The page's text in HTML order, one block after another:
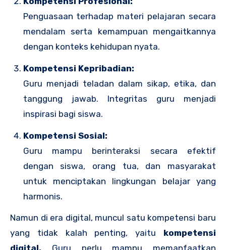
Penguasaan terhadap materi pelajaran secara
mendalam serta kemampuan mengaitkannya
dengan konteks kehidupan nyata.
Kompetensi Kepribadian:
Guru menjadi teladan dalam sikap, etika, dan
tanggung jawab. Integritas guru menjadi
inspirasi bagi siswa.
Kompetensi Sosial:
Guru mampu berinteraksi secara efektif
dengan siswa, orang tua, dan masyarakat
untuk menciptakan lingkungan belajar yang
harmonis.
Namun di era digital, muncul satu kompetensi baru
yang tidak kalah penting, yaitu kompetensi